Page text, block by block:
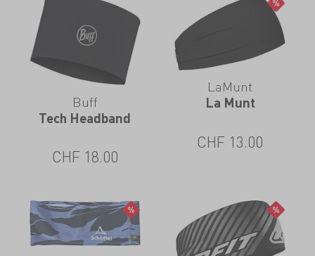
Buff
Tech Headband
CHF 18.00
LaMunt
La Munt
CHF 13.00